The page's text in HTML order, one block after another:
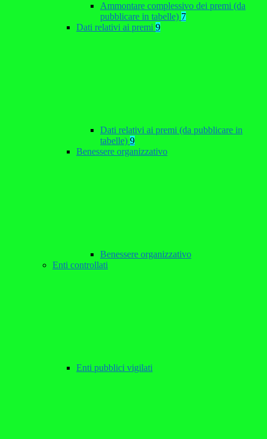
Ammontare complessivo dei premi (da
pubblicare in tabelle) 7
Dati relativi ai premi 9
Dati relativi ai premi (da pubblicare in
tabelle) 9
Benessere organizzativo
Benessere organizzativo
Enti controllati
Enti pubblici vigilati